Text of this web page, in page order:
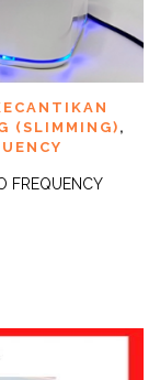
(SLIMMING) ,
FREQUENCY